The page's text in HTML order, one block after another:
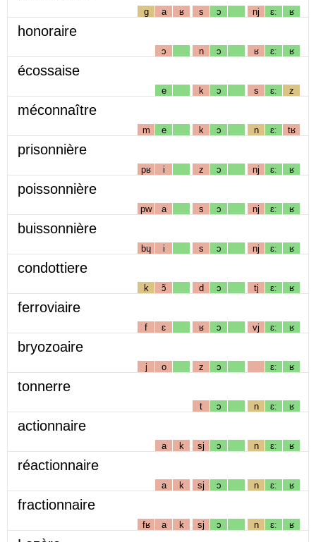
g a ʁ s ɔ nj ɛː ʁ
honoraire
ɔ n ɔ ʁ ɛː ʁ
écossaise
e k ɔ s ɛː z
méconnaître
m e k ɔ n ɛː tʁ
prisonnière
pʁ i z ɔ nj ɛː ʁ
poissonnière
pw a s ɔ nj ɛː ʁ
buissonnière
bɥ i s ɔ nj ɛː ʁ
condottiere
k ɔ̃ d ɔ tj ɛː ʁ
ferroviaire
f ɛ ʁ ɔ vj ɛː ʁ
bryozoaire
j o z ɔ ɛː ʁ
tonnerre
t ɔ n ɛː ʁ
actionnaire
a k sj ɔ n ɛː ʁ
réactionnaire
a k sj ɔ n ɛː ʁ
fractionnaire
fʁ a k sj ɔ n ɛː ʁ